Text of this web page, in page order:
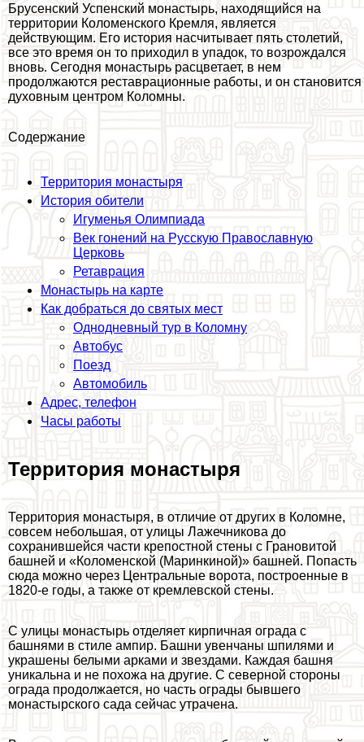
Брусенский Успенский монастырь, находящийся на
территории Коломенского Кремля, является
действующим. Его история насчитывает пять столетий,
все это время он то приходил в упадок, то возрождался
вновь. Сегодня монастырь расцветает, в нем
продолжаются реставрационные работы, и он становится
духовным центром Коломны.
Содержание
Территория монастыря
История обители
Игуменья Олимпиада
Век гонений на Русскую Православную
Церковь
Ретаврация
Монастырь на карте
Как добраться до святых мест
Однодневный тур в Коломну
Автобус
Поезд
Автомобиль
Адрес, телефон
Часы работы
Территория монастыря
Территория монастыря, в отличие от других в Коломне,
совсем небольшая, от улицы Лажечникова до
сохранившейся части крепостной стены с Грановитой
башней и «Коломенской (Маринкиной)» башней. Попасть
сюда можно через Центральные ворота, построенные в
1820-е годы, а также от кремлевской стены.
С улицы монастырь отделяет кирпичная ограда с
башнями в стиле ампир. Башни увенчаны шпилями и
украшены белыми арками и звездами. Каждая башня
уникальна и не похожа на другие. С северной стороны
ограда продолжается, но часть ограды бывшего
монастырского сада сейчас утрачена.